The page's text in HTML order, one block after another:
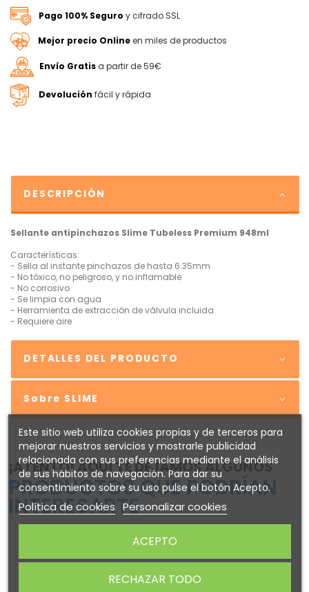
Pago 100% Seguro y cifrado SSL
Mejor precio Onlineen miles de productos
Envío Gratisa partir de 59€
Devolución fácil y rápida
DESCRIPCIÓN
Sellante antipinchazos Slime Tubeless Premium 948ml
Características:
- Sella al instante pinchazos de hasta 6.35mm
- No tóxico, no peligroso, y no inflamable
- No corrosivo
- Se limpia con agua
- Herramienta de extracción de válvula incluida
- Requiere aire
DETALLES DEL PRODUCTO
Sobre SLIME
¡ATENTO! AQUÍ TE DEJAMOS ALGUNOS
PRODUCTOS QUE PODRÍAN
INTERESARTE
Este sitio web utiliza cookies propias y de terceros para
mejorar nuestros servicios y mostrarle publicidad
relacionada con sus preferencias mediante el análisis
de sus hábitos de navegación. Para dar su
consentimiento sobre su uso pulse el botón Acepto.
Política de cookies Personalizar cookies
RECHAZAR TODO
ACEPTO